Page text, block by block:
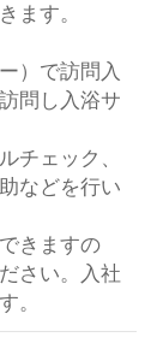
ます。
）で訪問入
問し入浴サ
チェック、
などを行い
きますの
さい。入社
。